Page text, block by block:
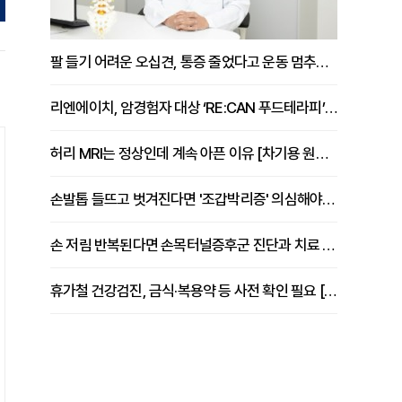
팔 들기 어려운 오십견, 통증 줄었다고 운동 멈추면 안 되는 이유 [이병욱 원장 칼럼]
리엔에이치, 암경험자 대상 ‘RE:CAN 푸드테라피’ 운영
허리 MRI는 정상인데 계속 아픈 이유 [차기용 원장 칼럼]
손발톱 들뜨고 벗겨진다면 '조갑박리증' 의심해야 [김철윤 원장 칼럼]
손 저림 반복된다면 손목터널증후군 진단과 치료 시기 살펴야 [김동현 원장 칼럼]
휴가철 건강검진, 금식·복용약 등 사전 확인 필요 [정도감 원장 칼럼]